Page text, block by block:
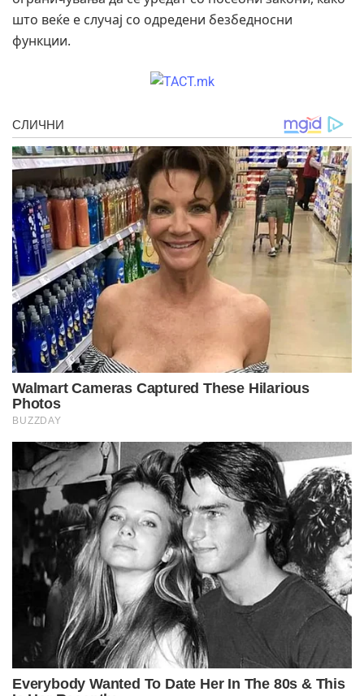
што веќе е случај со одредени безбедносни
функции.